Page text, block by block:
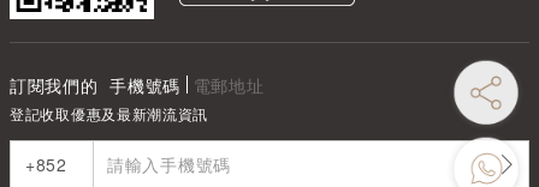
訂閱我們的 手機號碼 電郵地址
登記收取優惠及最新潮流資訊